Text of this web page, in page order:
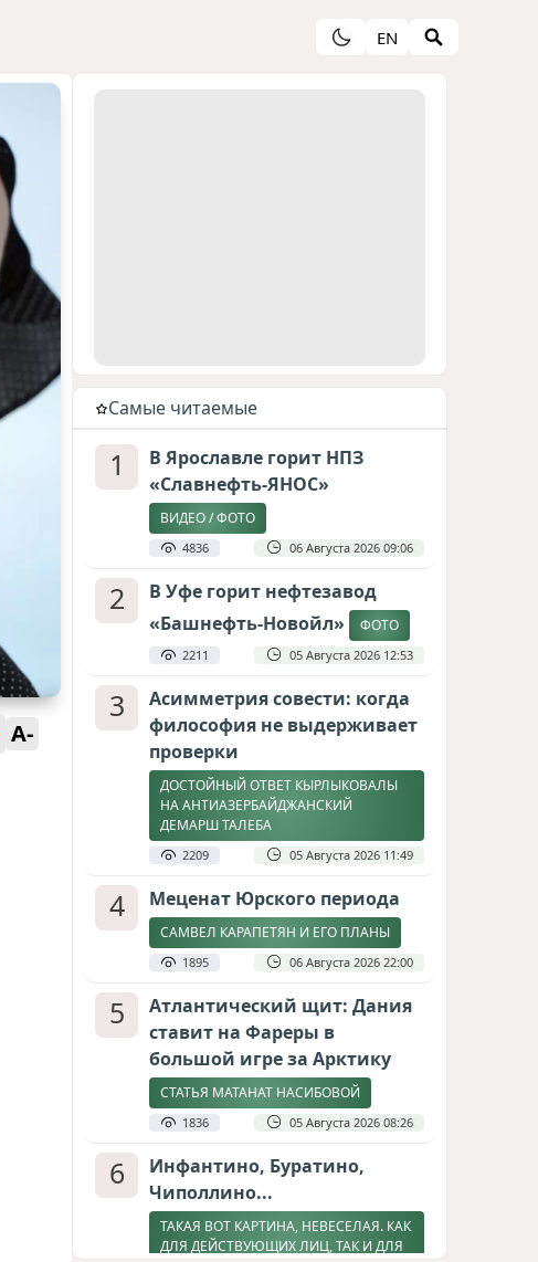
EN
A-
Cамые читаемые
1
В Ярославле горит НПЗ
«Славнефть-ЯНОС»
ВИДЕО / ФОТО
4836 06 Августа 2026 09:06
2
В Уфе горит нефтезавод
«Башнефть-Новойл»
ФОТО
2211 05 Августа 2026 12:53
3
Асимметрия совести: когда
философия не выдерживает
проверки
ДОСТОЙНЫЙ ОТВЕТ КЫРЛЫКОВАЛЫ
НА АНТИАЗЕРБАЙДЖАНСКИЙ
ДЕМАРШ ТАЛЕБА
2209 05 Августа 2026 11:49
4 Меценат Юрского периода
САМВЕЛ КАРАПЕТЯН И ЕГО ПЛАНЫ
1895 06 Августа 2026 22:00
5
Атлантический щит: Дания
ставит на Фареры в
большой игре за Арктику
СТАТЬЯ МАТАНАТ НАСИБОВОЙ
1836 05 Августа 2026 08:26
6
Инфантино, Буратино,
Чиполлино...
ТАКАЯ ВОТ КАРТИНА, НЕВЕСЕЛАЯ. КАК
ДЛЯ ДЕЙСТВУЮЩИХ ЛИЦ, ТАК И ДЛЯ